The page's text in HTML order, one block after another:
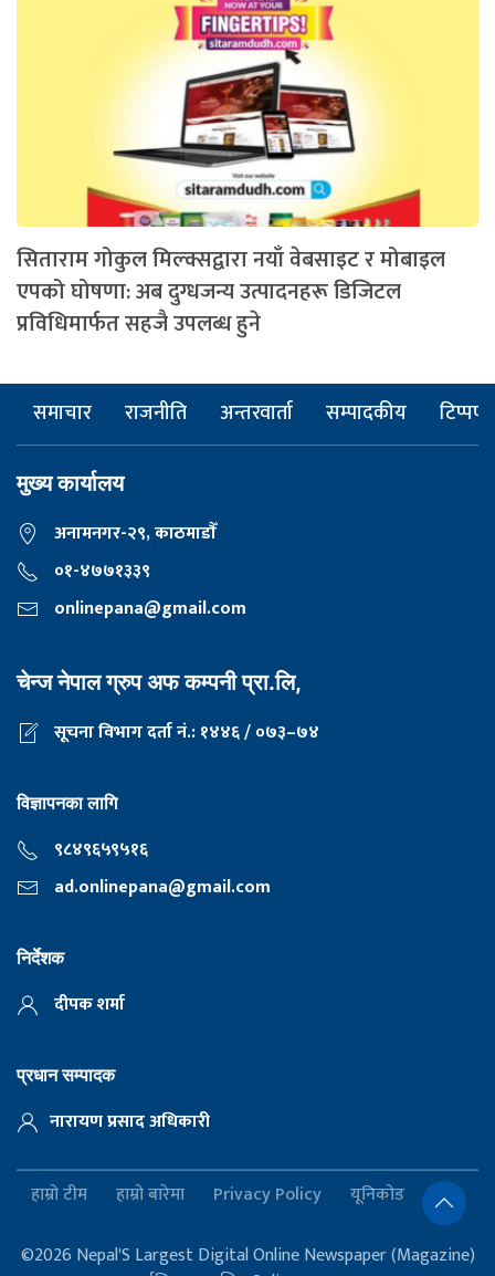
सिताराम गोकुल मिल्क्सद्वारा नयाँ वेबसाइट र मोबाइल
एपको घोषणा: अब दुग्धजन्य उत्पादनहरू डिजिटल
प्रविधिमार्फत सहजै उपलब्ध हुने
समाचार राजनीति अन्तरवार्ता सम्पादकीय टिप्पणी
मुख्य कार्यालय
अनामनगर-२९, काठमाडाैँ
०१-४७७१३३९
onlinepana@gmail.com
चेन्ज नेपाल ग्रुप अफ कम्पनी प्रा.लि,
सूचना विभाग दर्ता नं.: १४४६ / ०७३–७४
विज्ञापनका लागि
९८४९६५९५१६
ad.onlinepana@gmail.com
निर्देशक
दीपक शर्मा
प्रधान सम्पादक
नारायण प्रसाद अधिकारी
हाम्रो टीम हाम्रो बारेमा Privacy Policy यूनिकोड
©2026 Nepal'S Largest Digital Online Newspaper (Magazine)